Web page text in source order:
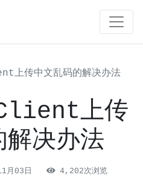
上传中文乱码的解决办法
上传
解决办法
月03日 4,202次浏览